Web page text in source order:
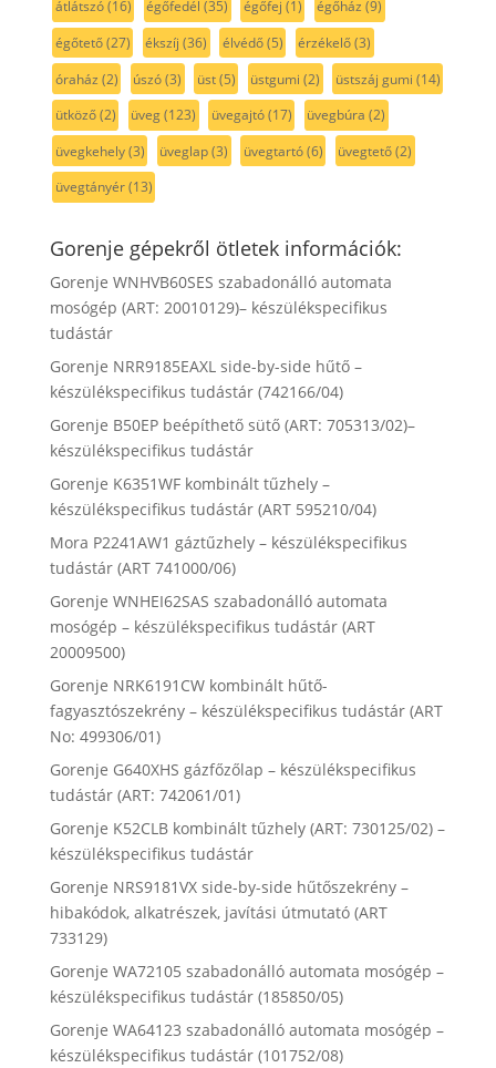
átlátszó(16) égőfedél (35) égőfej (1) égőház (9)
égőtető(27) ékszíj (36) élvédő(5) érzékelő(3)
óraház (2) úszó(3) üst(5) üstgumi (2) üstszáj gumi (14)
ütköző(2) üveg(123) üvegajtó(17) üvegbúra (2)
üvegkehely(3) üveglap(3) üvegtartó(6) üvegtető(2)
üvegtányér(13)
Gorenje gépekről ötletek információk:
Gorenje WNHVB60SES szabadonálló automata
mosógép (ART: 20010129)– készülékspecifikus
tudástár
Gorenje NRR9185EAXL side-by-side hűtő –
készülékspecifikus tudástár (742166/04)
Gorenje B50EP beépíthető sütő (ART: 705313/02)–
készülékspecifikus tudástár
Gorenje K6351WF kombinált tűzhely –
készülékspecifikus tudástár (ART 595210/04)
Mora P2241AW1 gáztűzhely – készülékspecifikus
tudástár (ART 741000/06)
Gorenje WNHEI62SAS szabadonálló automata
mosógép – készülékspecifikus tudástár (ART
20009500)
Gorenje NRK6191CW kombinált hűtő-
fagyasztószekrény – készülékspecifikus tudástár (ART
No: 499306/01)
Gorenje G640XHS gázfőzőlap – készülékspecifikus
tudástár (ART: 742061/01)
Gorenje K52CLB kombinált tűzhely (ART: 730125/02) –
készülékspecifikus tudástár
Gorenje NRS9181VX side-by-side hűtőszekrény –
hibakódok, alkatrészek, javítási útmutató (ART
733129)
Gorenje WA72105 szabadonálló automata mosógép –
készülékspecifikus tudástár (185850/05)
Gorenje WA64123 szabadonálló automata mosógép –
készülékspecifikus tudástár (101752/08)